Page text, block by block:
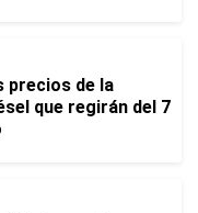
precios de la
que regirán del 7